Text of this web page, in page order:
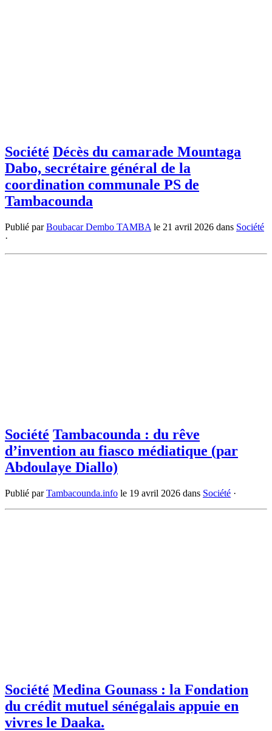
Société Décès du camarade Mountaga
Dabo, secrétaire général de la
coordination communale PS de
Tambacounda
Publié parBoubacar Dembo TAMBA le 21 avril 2026 dans Société
·
Société Tambacounda : du rêve
d’invention au fiasco médiatique (par
Abdoulaye Diallo)
Publié parTambacounda.info le 19 avril 2026 dans Société ·
Société Medina Gounass : la Fondation
du crédit mutuel sénégalais appuie en
vivres le Daaka.